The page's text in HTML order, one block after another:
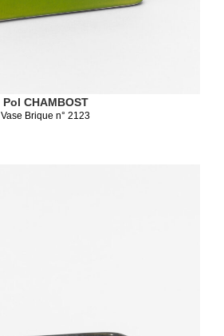
Pol CHAMBOST
Vase Brique n° 2123